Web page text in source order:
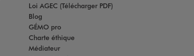
Loi AGEC (Télécharger PDF)
Blog
GÉMO pro
Charte éthique
Médiateur